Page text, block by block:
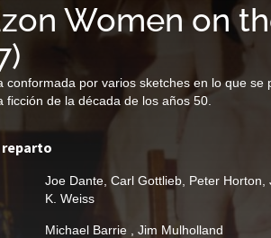
Women on
)
conformada por varios sketches en lo que se
ficción de la década de los años 50.
reparto
Joe Dante Carl Gottlieb Peter Horton
K. Weiss
Michael Barrie Jim Mulholland